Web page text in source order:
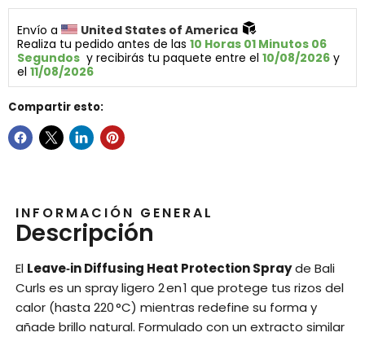
Envío a
United States of America
Realiza tu pedido antes de las 10 Horas 01 Minutos 06
Segundos
  y recibirás tu paquete entre el
10/08/2026 y
el 11/08/2026
Compartir esto:
INFORMACIÓN GENERAL
Descripción
El Leave‑in Diffusing Heat Protection Sprayde Bali
Curls es un spray ligero 2 en 1 que protege tus rizos del
calor (hasta 220 °C) mientras redefine su forma y
añade brillo natural. Formulado con un extracto similar